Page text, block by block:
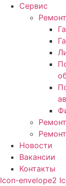
Сервис
Новости
Вакансии
Контакты
Icon-envelope2